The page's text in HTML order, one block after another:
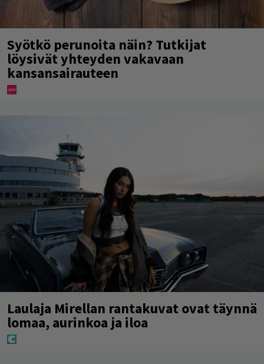
Syötkö perunoita näin? Tutkijat
löysivät yhteyden vakavaan
kansansairauteen
Laulaja Mirellan rantakuvat ovat täynnä
lomaa, aurinkoa ja iloa